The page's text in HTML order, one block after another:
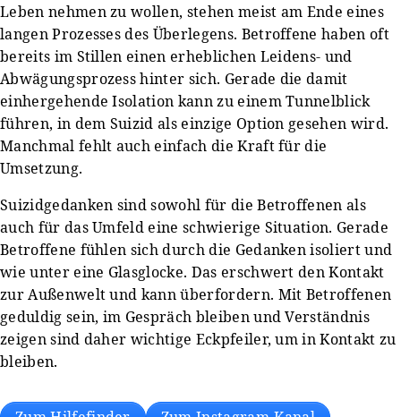
Leben nehmen zu wollen, stehen meist am Ende eines
langen Prozesses des Überlegens. Betroffene haben oft
bereits im Stillen einen erheblichen Leidens- und
Abwägungsprozess hinter sich. Gerade die damit
einhergehende Isolation kann zu einem Tunnelblick
führen, in dem Suizid als einzige Option gesehen wird.
Manchmal fehlt auch einfach die Kraft für die
Umsetzung.
Suizidgedanken sind sowohl für die Betroffenen als
auch für das Umfeld eine schwierige Situation. Gerade
Betroffene fühlen sich durch die Gedanken isoliert und
wie unter eine Glasglocke. Das erschwert den Kontakt
zur Außenwelt und kann überfordern. Mit Betroffenen
geduldig sein, im Gespräch bleiben und Verständnis
zeigen sind daher wichtige Eckpfeiler, um in Kontakt zu
bleiben.